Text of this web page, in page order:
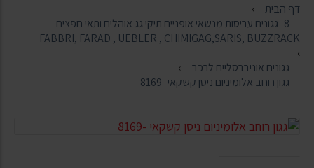
דף הבית
8- גגונים עריסות מנשאי אופניים תיקי גג אוהלים ותאי חפצים -
FABBRI, FARAD , UEBLER , CHIMIGAG,SARIS, BUZZRACK
גגונים אוניברסליים לרכב
גגון רוחב אלומיניום ניסן קשקאי -8169